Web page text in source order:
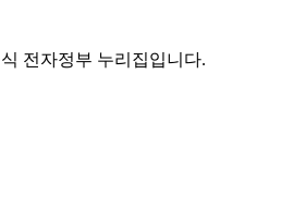
전자정부 누리집입니다.